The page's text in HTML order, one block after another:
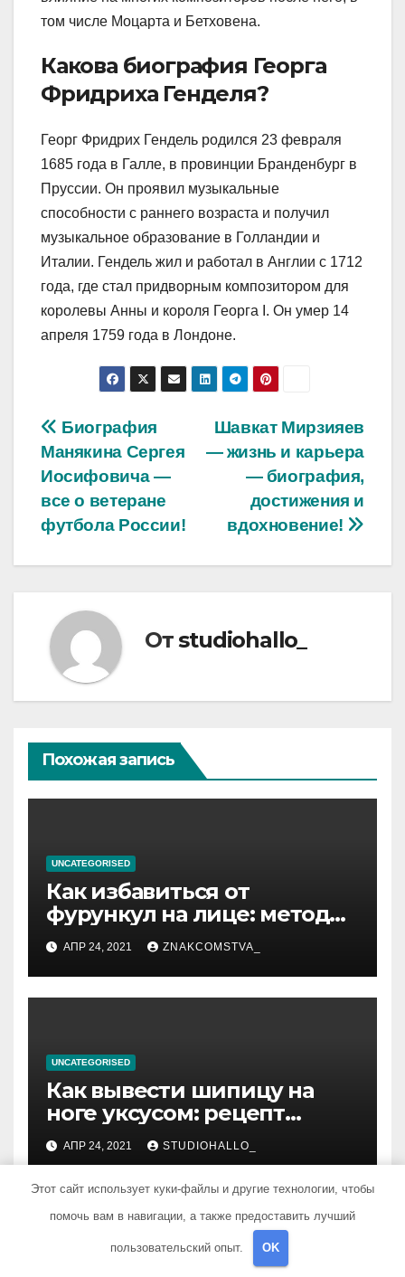
том числе Моцарта и Бетховена.
Какова биография Георга
Фридриха Генделя?
Георг Фридрих Гендель родился 23 февраля
1685 года в Галле, в провинции Бранденбург в
Пруссии. Он проявил музыкальные
способности с раннего возраста и получил
музыкальное образование в Голландии и
Италии. Гендель жил и работал в Англии с 1712
года, где стал придворным композитором для
королевы Анны и короля Георга I. Он умер 14
апреля 1759 года в Лондоне.
Навигация
по
записям
Шавкат Мирзияев
— жизнь и карьера
— биография,
достижения и
вдохновение!
Биография
Манякина Сергея
Иосифовича —
все о ветеране
футбола России!
Отstudiohallo_
Похожая запись
UNCATEGORISED
Как избавиться от
фурункул на лице: методы
лечения
АПР 24, 2021 ZNAKCOMSTVA_
UNCATEGORISED
Как вывести шипицу на
ноге уксусом: рецепт
приготовления
компрессов и теста
АПР 24, 2021 STUDIOHALLO_
Этот сайт использует куки-файлы и другие технологии, чтобы
помочь вам в навигации, а также предоставить лучший
пользовательский опыт. OK